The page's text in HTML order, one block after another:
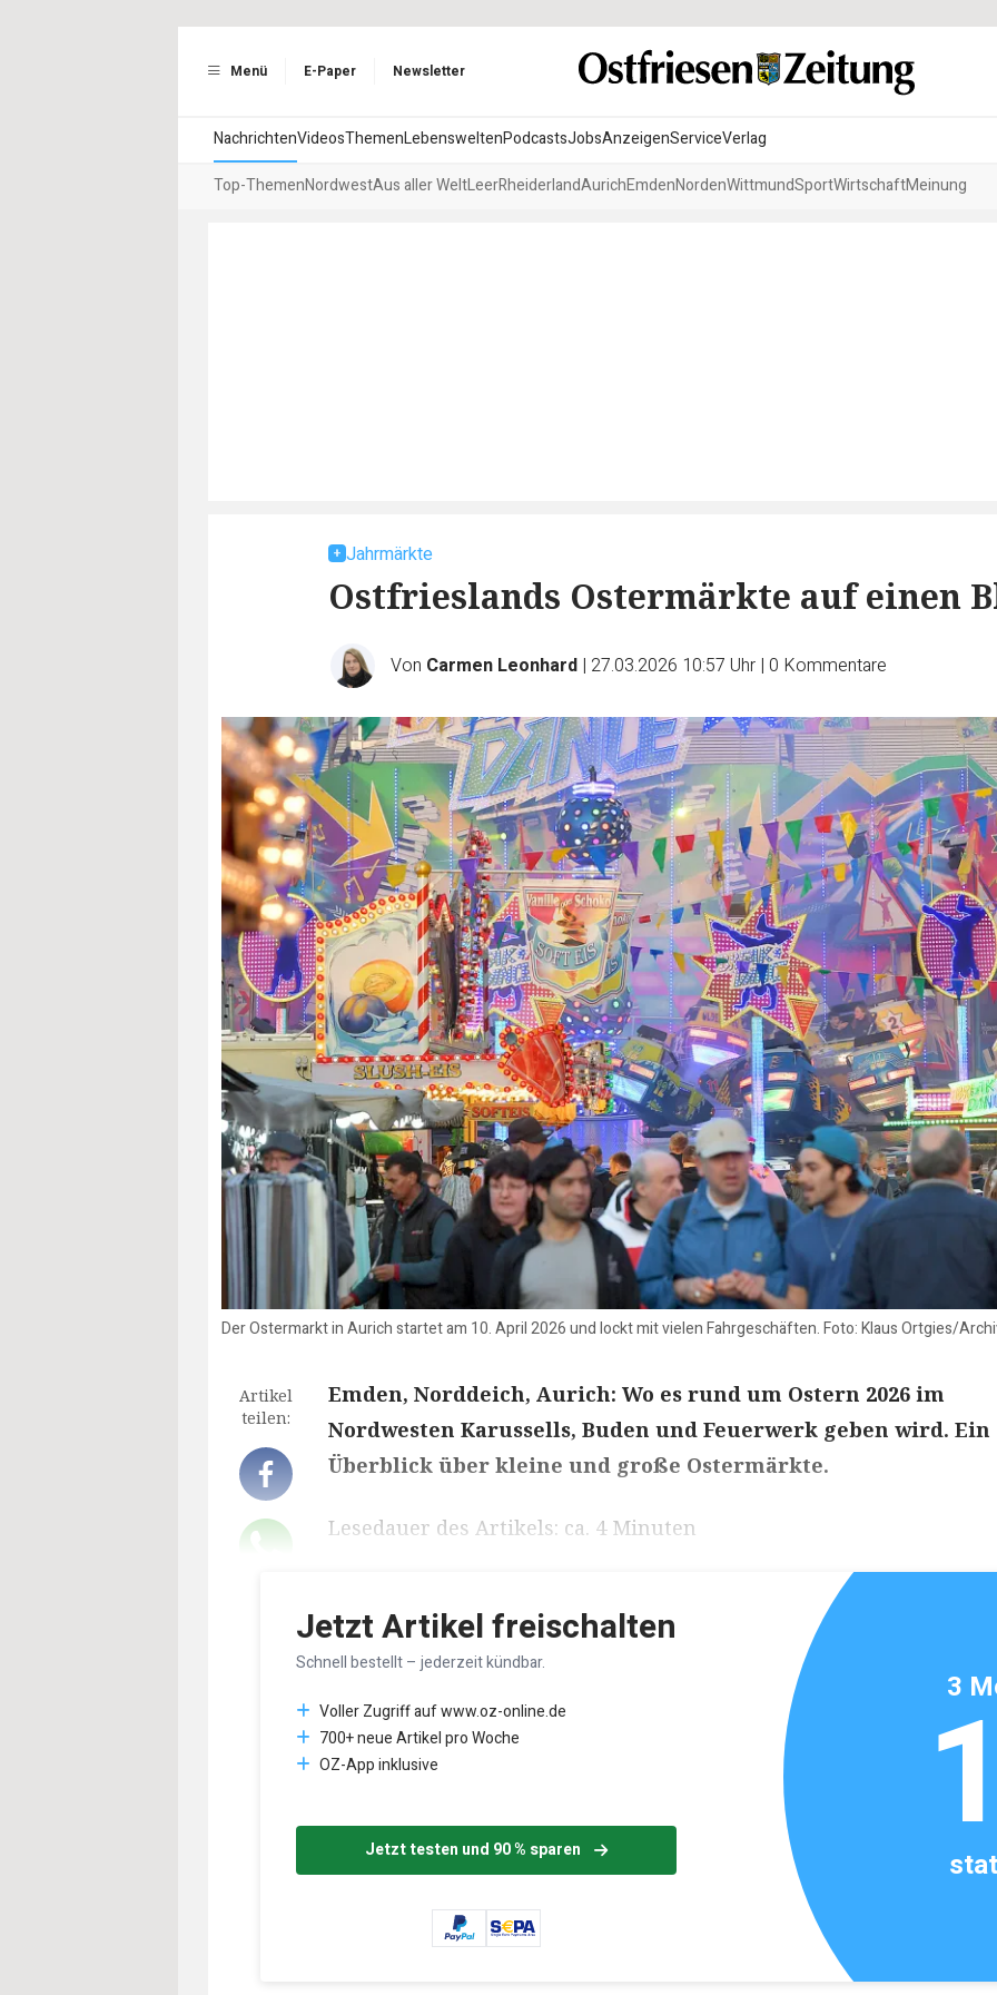
Menü E-Paper Newsletter
NachrichtenVideosThemenLebensweltenPodcastsJobsAnzeigenServiceVerlag
Top-ThemenNordwestAus aller WeltLeerRheiderlandAurichEmdenNordenWittmundSportWirtschaftMeinung
Jahrmärkte
Ostfrieslands Ostermärkte auf einen
Von Carmen Leonhard | 27.03.2026 10:57 Uhr | 0 Kommentare
Der Ostermarkt in Aurich startet am 10. April 2026 und lockt mit vielen Fahrgeschäften. Foto: Klaus Ortgies/
Artikel
teilen:
Emden, Norddeich, Aurich: Wo es rund um Ostern 2026 im
Nordwesten Karussells, Buden und Feuerwerk geben wird. Ein
Überblick über kleine und große Ostermärkte.
Lesedauer des Artikels: ca. 4 Minuten
Jetzt Artikel freischalten
Schnell bestellt – jederzeit kündbar.
Voller Zugriff auf www.oz-online.de
700+ neue Artikel pro Woche
OZ-App inklusive
Jetzt testen und 90 % sparen
3